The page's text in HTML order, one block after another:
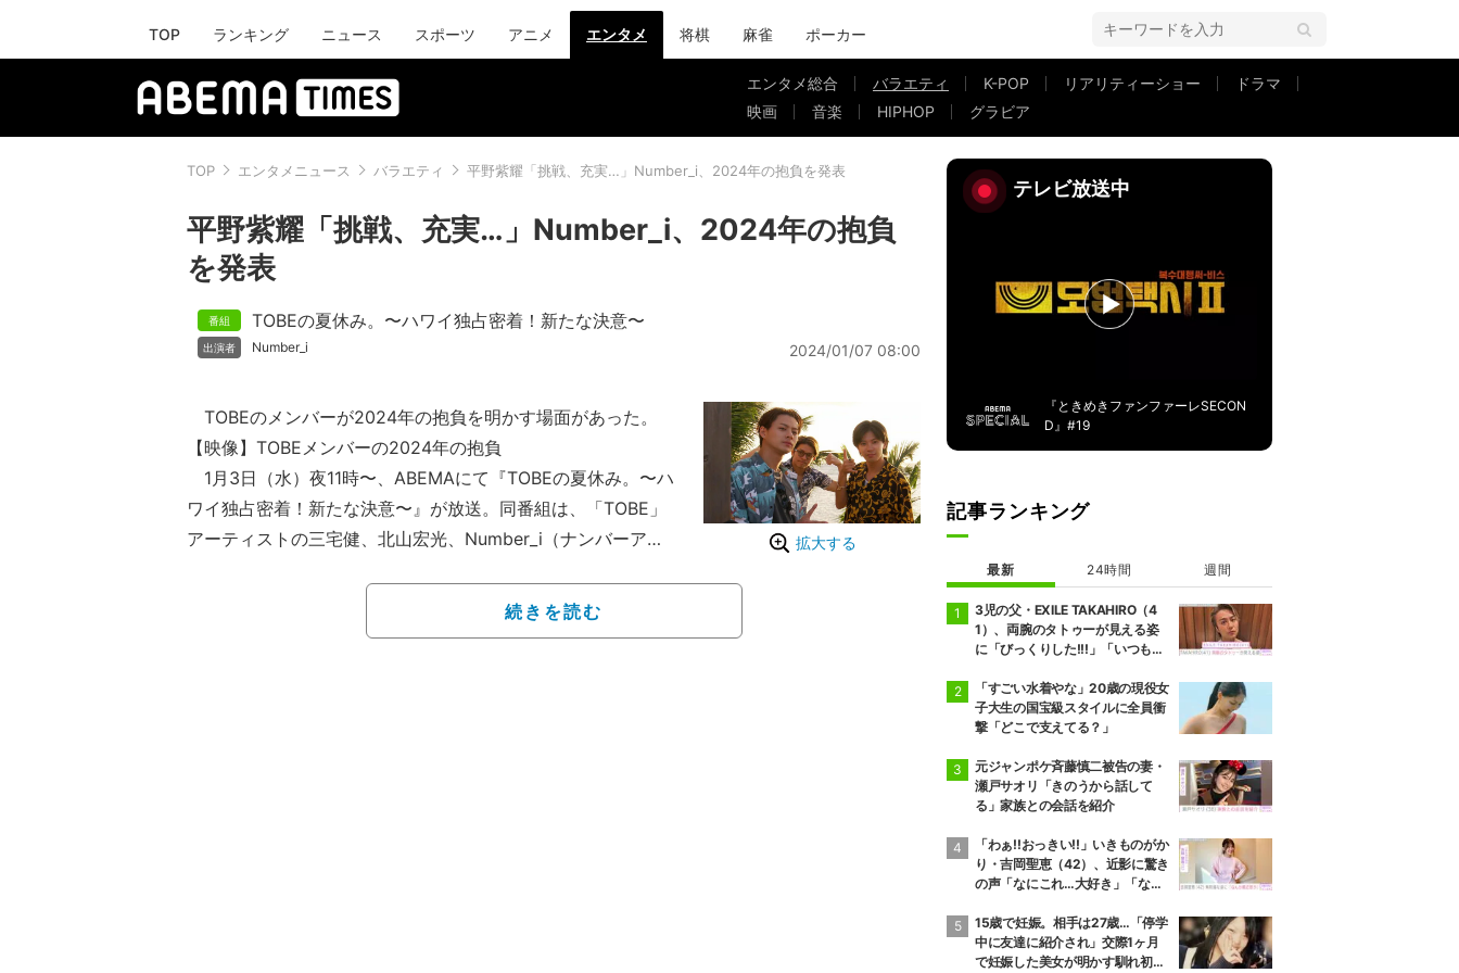
TOP ランキング ニュース スポーツ アニメ エンタメ 将棋 麻雀 ポーカー
エンタメ総合 バラエティ K-POP リアリティーショー
ドラマ
映画
音楽 HIPHOP グラビア
TOP エンタメニュース バラエティ 平野紫耀「挑戦、充実…」Number_i、2024年の抱負を発表
平野紫耀「挑戦、充実…」Number_i、2024年の抱負
を発表
TOBEの夏休み。〜ハワイ独占密着！新たな決意〜
Number_i 2024/01/07 08:00
拡大する
TOBEのメンバーが2024年の抱負を明かす場面があった。
【映像】TOBEメンバーの2024年の抱負
1月3日（水）夜11時〜、ABEMAにて『TOBEの夏休み。〜ハ
ワイ独占密着！新たな決意〜』が放送。同番組は、「TOBE」
アーティストの三宅健、北山宏光、Number_i（ナンバーア
た際に、それぞれに渡された自撮りカメラで撮影したプライベ
ート感溢れる映像や、番組映像での公開は初となる「全メンバ
続きを読む
テレビ放送中
『ときめきファンファーレSECON
D』#19
記事ランキング
最新 24時間 週間
3児の父・EXILE TAKAHIRO（4
1）、両腕のタトゥーが見える姿
に「びっくりした!!!」「いつもと
の反響
「すごい水着やな」20歳の現役女
子大生の国宝級スタイルに全員衝
撃「どこで支えてる？」
元ジャンポケ斉藤慎二被告の妻・
瀬戸サオリ「きのうから話して
る」家族との会話を紹介
「わぁ!!おっきい!!」いきものがか
り・吉岡聖恵（42）、近影に驚き
の声「なにこれ…大好き」「なん
15歳で妊娠。相手は27歳…「停学
中に友達に紹介され」交際1ヶ月
で妊娠した美女が明かす馴れ初め